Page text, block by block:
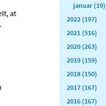
at
januar (19)
2022 (197)
2021 (516)
2020 (263)
2019 (159)
2018 (150)
2017 (167)
2016 (167)